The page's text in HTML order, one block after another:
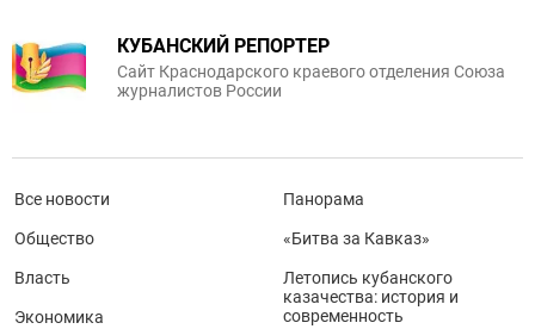
КУБАНСКИЙ РЕПОРТЕР
Сайт Краснодарского краевого отделения Союза
журналистов России
Все новости
Общество
Власть
Экономика
Панорама
«Битва за Кавказ»
Летопись кубанского
казачества: история и
современность